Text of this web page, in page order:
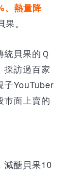
、熱量降
。
貝果的Ｑ
採訪過百家
子YouTuber
市面上賣的
減醣貝果10